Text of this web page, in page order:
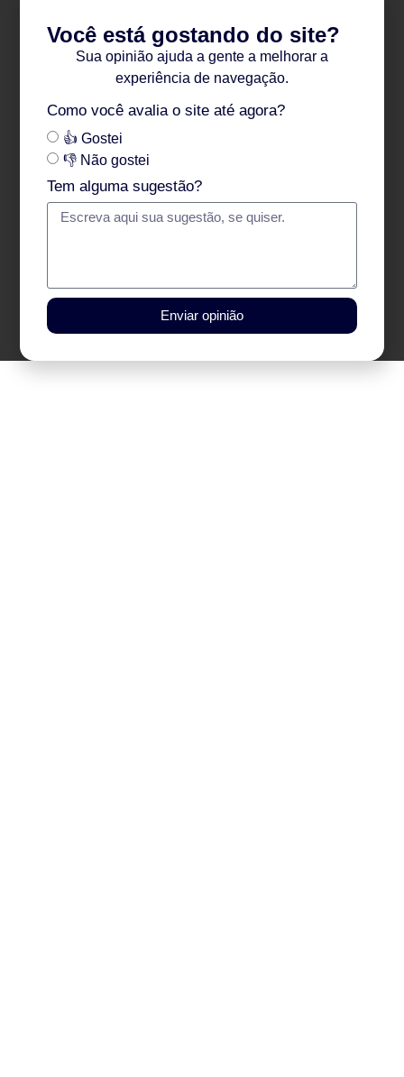
Você está gostando do site?
Sua opinião ajuda a gente a melhorar a
experiência de navegação.
Como você avalia o site até agora?
👍 Gostei
👎 Não gostei
Tem alguma sugestão?
Enviar opinião